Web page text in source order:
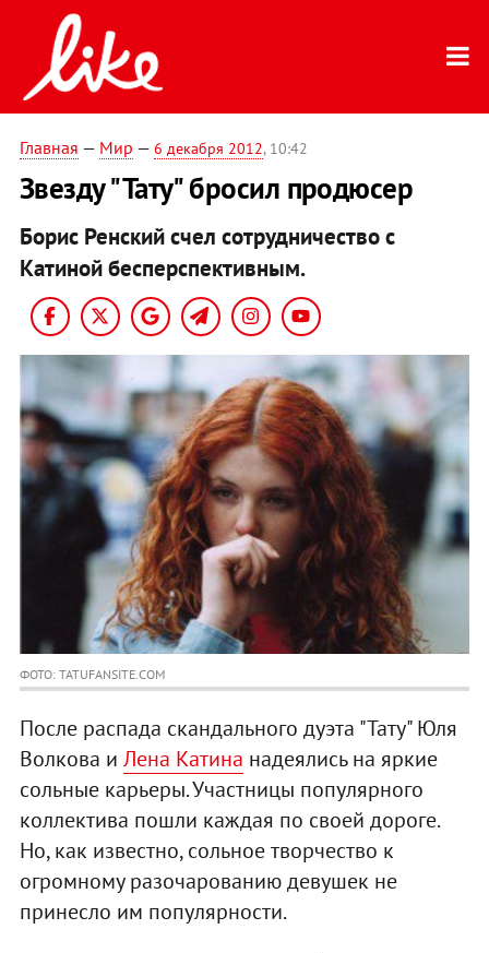
Главная — Мир — 6 декабря 2012, 10:42
Звезду "Тату" бросил продюсер
Борис Ренский счел сотрудничество с
Катиной бесперспективным.
ФОТО: TATUFANSITE.COM
После распада скандального дуэта "Тату" Юля
Волкова и Лена Катина надеялись на яркие
сольные карьеры. Участницы популярного
коллектива пошли каждая по своей дороге.
Но, как известно, сольное творчество к
огромному разочарованию девушек не
принесло им популярности.